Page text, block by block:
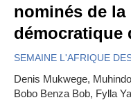
nominés de
démocratique
SEMAINE L'AFRIQUE
Denis Mukwege,
Bobo Benza Bob, Fylla